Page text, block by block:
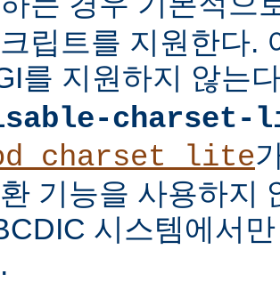
립트를 지원한다.
를 지원하지 않는
charset-
기능을 사용하지
시스템에서